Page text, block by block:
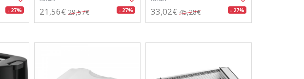
- 27% 21,56€ 29,57€ - 27% 33,02€ 45,28€ - 27%